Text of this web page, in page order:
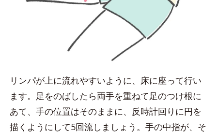
リンパが上に流れやすいように、床に座って行い
ます。足をのばしたら両手を重ねて足のつけ根に
あて、手の位置はそのままに、反時計回りに円を
描くようにして5回流しましょう。手の中指が、そ